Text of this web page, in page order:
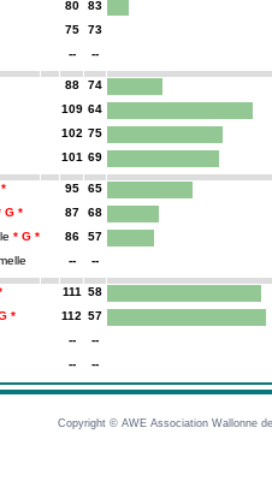
80
83
75
73
-- --
88
74
109 64
102 75
101 69
95
65
87
68
86
57
-- --
111
58
112 57
--
--
-- --
Copyright © AWE Association Wallonne